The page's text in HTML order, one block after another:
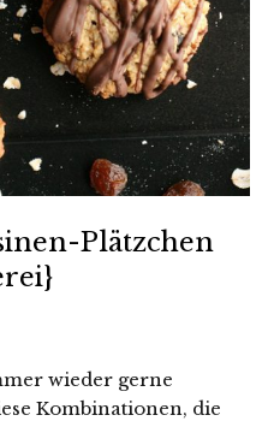
Plätzchen
wieder gerne
Kombinationen, die